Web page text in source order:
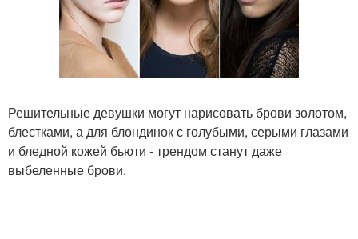
Решительные девушки могут нарисовать брови золотом,
блестками, а для блондинок с голубыми, серыми глазами
и бледной кожей бьюти - трендом станут даже
выбеленные брови.